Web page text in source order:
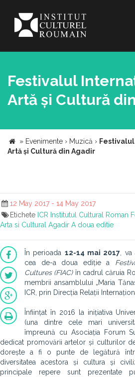
Festivalul
Artă și Cultură
» Evenimente › Muzică ›
Artă și Cultură din Agadir
12 May 2017 - 14 May 2017
Etichete ICR Institutul Cultural Roman
Arta si Cultural Agadir A doua editie
În perioada 12-14 mai 2017 ,
cea de-a doua ediție a
Cultures (FIAC)în cadrul căruia
membrii ansamblului „Maria
ICR, prin Direcția Relații
Înființat în 2016 la inițiativa
(una dintre cele mari
împreună cu Asociația Forum
dedicat promovării artelor și culturilor
dorește a fi o punte de legătură
diversitatea acestora și cultura și
principale repere sunt prezentate